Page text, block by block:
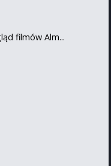
filmów Alm...